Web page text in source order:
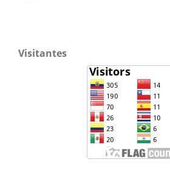
Visitantes